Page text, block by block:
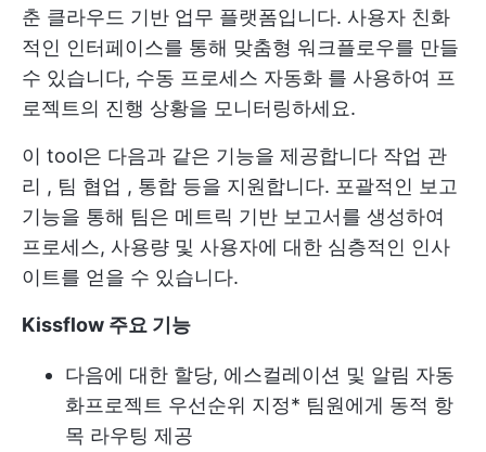
춘 클라우드 기반 업무 플랫폼입니다. 사용자 친화
적인 인터페이스를 통해 맞춤형 워크플로우를 만들
수 있습니다, 수동 프로세스 자동화 를 사용하여 프
로젝트의 진행 상황을 모니터링하세요.
이 tool은 다음과 같은 기능을 제공합니다 작업 관
리 , 팀 협업 , 통합 등을 지원합니다. 포괄적인 보고
기능을 통해 팀은 메트릭 기반 보고서를 생성하여
프로세스, 사용량 및 사용자에 대한 심층적인 인사
이트를 얻을 수 있습니다.
Kissflow 주요 기능
다음에 대한 할당, 에스컬레이션 및 알림 자동
화프로젝트 우선순위 지정* 팀원에게 동적 항
목 라우팅 제공